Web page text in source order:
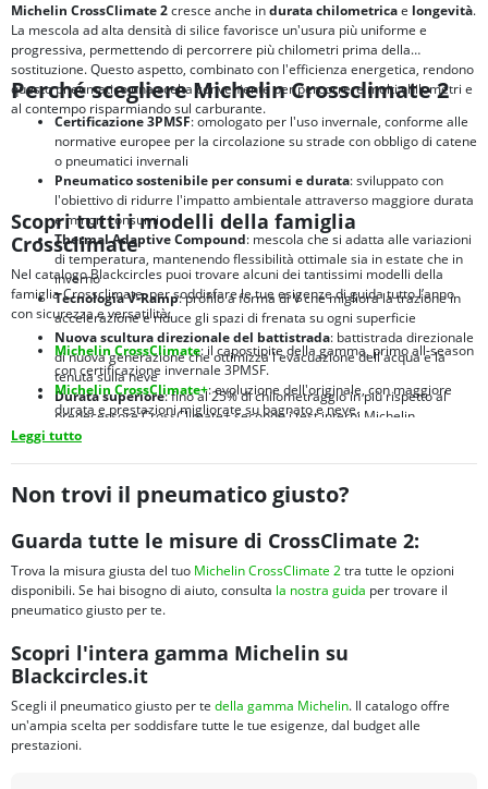
Michelin CrossClimate 2cresce anche indurata chilometricae longevità.
La mescola ad alta densità di silice favorisce un'usura più uniforme e
progressiva, permettendo di percorrere più chilometri prima della
sostituzione. Questo aspetto, combinato con l'efficienza energetica, rendono
questo pneumatico una scelta conveniente per percorrere molti chilometri e
al contempo risparmiando sul carburante.
Perché scegliere Michelin Crossclimate 2
Certificazione 3PMSF: omologato per l'uso invernale, conforme alle
normative europee per la circolazione su strade con obbligo di catene
o pneumatici invernali
Pneumatico sostenibile per consumi e durata: sviluppato con
l'obiettivo di ridurre l'impatto ambientale attraverso maggiore durata
e minori consumi
Thermal Adaptive Compound: mescola che si adatta alle variazioni
di temperatura, mantenendo flessibilità ottimale sia in estate che in
inverno
Tecnologia V-Ramp: profilo a forma di V che migliora la trazione in
accelerazione e riduce gli spazi di frenata su ogni superficie
Nuova scultura direzionale del battistrada: battistrada direzionale
di nuova generazione che ottimizza l'evacuazione dell'acqua e la
tenuta sulla neve
Durata superiore: fino al 25% di chilometraggio in più rispetto al
predecessore CrossClimate+ secondo i test interni Michelin
Brand leader mondiale
Scopri tutti i modelli della famiglia
Crossclimate
Nel catalogo Blackcircles puoi trovare alcuni dei tantissimi modelli della
famiglia Crossclimate, per soddisfare le tue esigenze di guida tutto l’anno
con sicurezza e versatilità:
Michelin CrossClimate: il capostipite della gamma, primo all-season
con certificazione invernale 3PMSF.
Michelin CrossClimate+: evoluzione dell'originale, con maggiore
durata e prestazioni migliorate su bagnato e neve.
Michelin CrossClimate 2 SUV
con struttura rinforzata per carichi maggiori e spalle ottimizzate
Michelin CrossClimate 3:nuova generazione 2024 con prestazioni
migliorate su bagnato e maggiore efficienza energetica
Michelin CrossClimate Camping: sviluppato per camper e van, con
Leggi tutto
Non trovi il pneumatico giusto?
Guarda tutte le misure di CrossClimate 2:
Trova la misura giusta del tuo Michelin CrossClimate 2tra tutte le opzioni
disponibili. Se hai bisogno di aiuto, consulta la nostra guida per trovare il
pneumatico giusto per te.
Scopri l'intera gamma Michelin su
Blackcircles.it
Scegli il pneumatico giusto per te della gamma Michelin. Il catalogo offre
un'ampia scelta per soddisfare tutte le tue esigenze, dal budget alle
prestazioni.